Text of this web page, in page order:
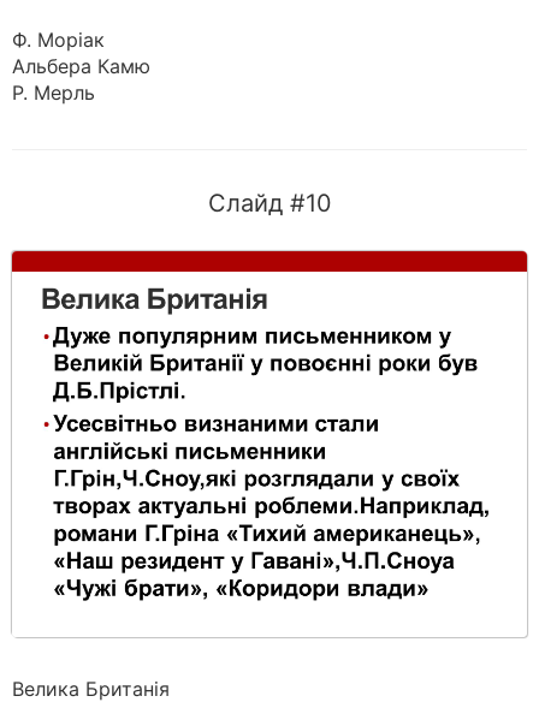
Ф. Моріак
Альбера Камю
Р. Мерль
Слайд #10
Велика Британія